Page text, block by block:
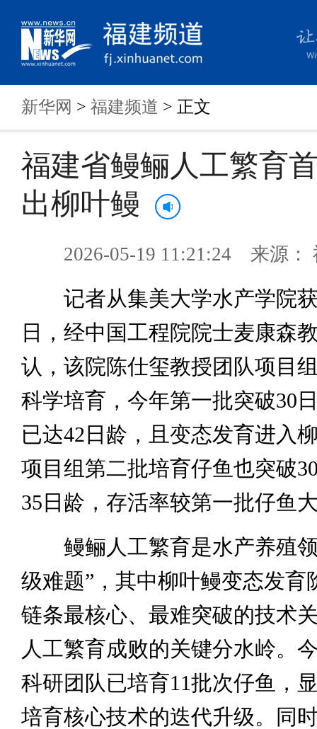
新华网 > 福建频道 > 正文
福建省鳗鲡人工繁育
出柳叶鳗
2026-05-19 11:21:24 来源：
记者从集美大学水产学院获
日，经中国工程院院士麦康森
认，该院陈仕玺教授团队项目
科学培育，今年第一批突破30
已达42日龄，且变态发育进入
项目组第二批培育仔鱼也突破
35日龄，存活率较第一批仔鱼
鳗鲡人工繁育是水产养殖领
级难题”，其中柳叶鳗变态发育
链条最核心、最难突破的技术
人工繁育成败的关键分水岭。
科研团队已培育11批次仔鱼，
培育核心技术的迭代升级。同